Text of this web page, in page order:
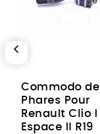
Commodo de
Phares Pour
Renault Clio I
Espace II R19
chevron_left